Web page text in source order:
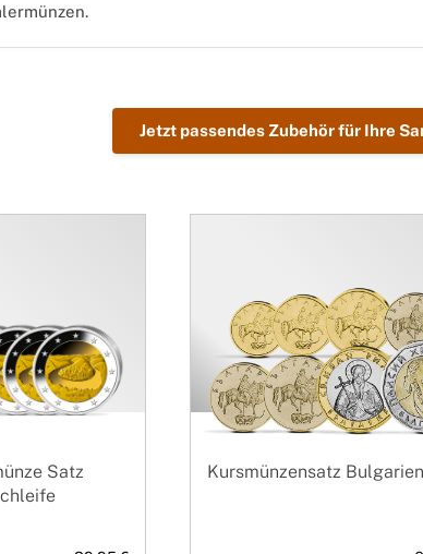
Jetzt passendes Zubehör für Ihre
Satz
Kursmünzensatz Bulgarien